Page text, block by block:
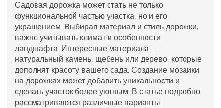
Садовая дорожка может стать не только
функциональной частью участка, но и его
украшением. Выбирая материал и стиль дорожки,
важно учитывать климат и особенности
ландшафта. Интересные материала —
натуральный камень, щебень или дерево, которые
дополнят красоту вашего сада. Создание мозаики
на дорожках может добавить уникальности и
сделать участок более уютным. В статье подробно
рассматриваются различные варианты